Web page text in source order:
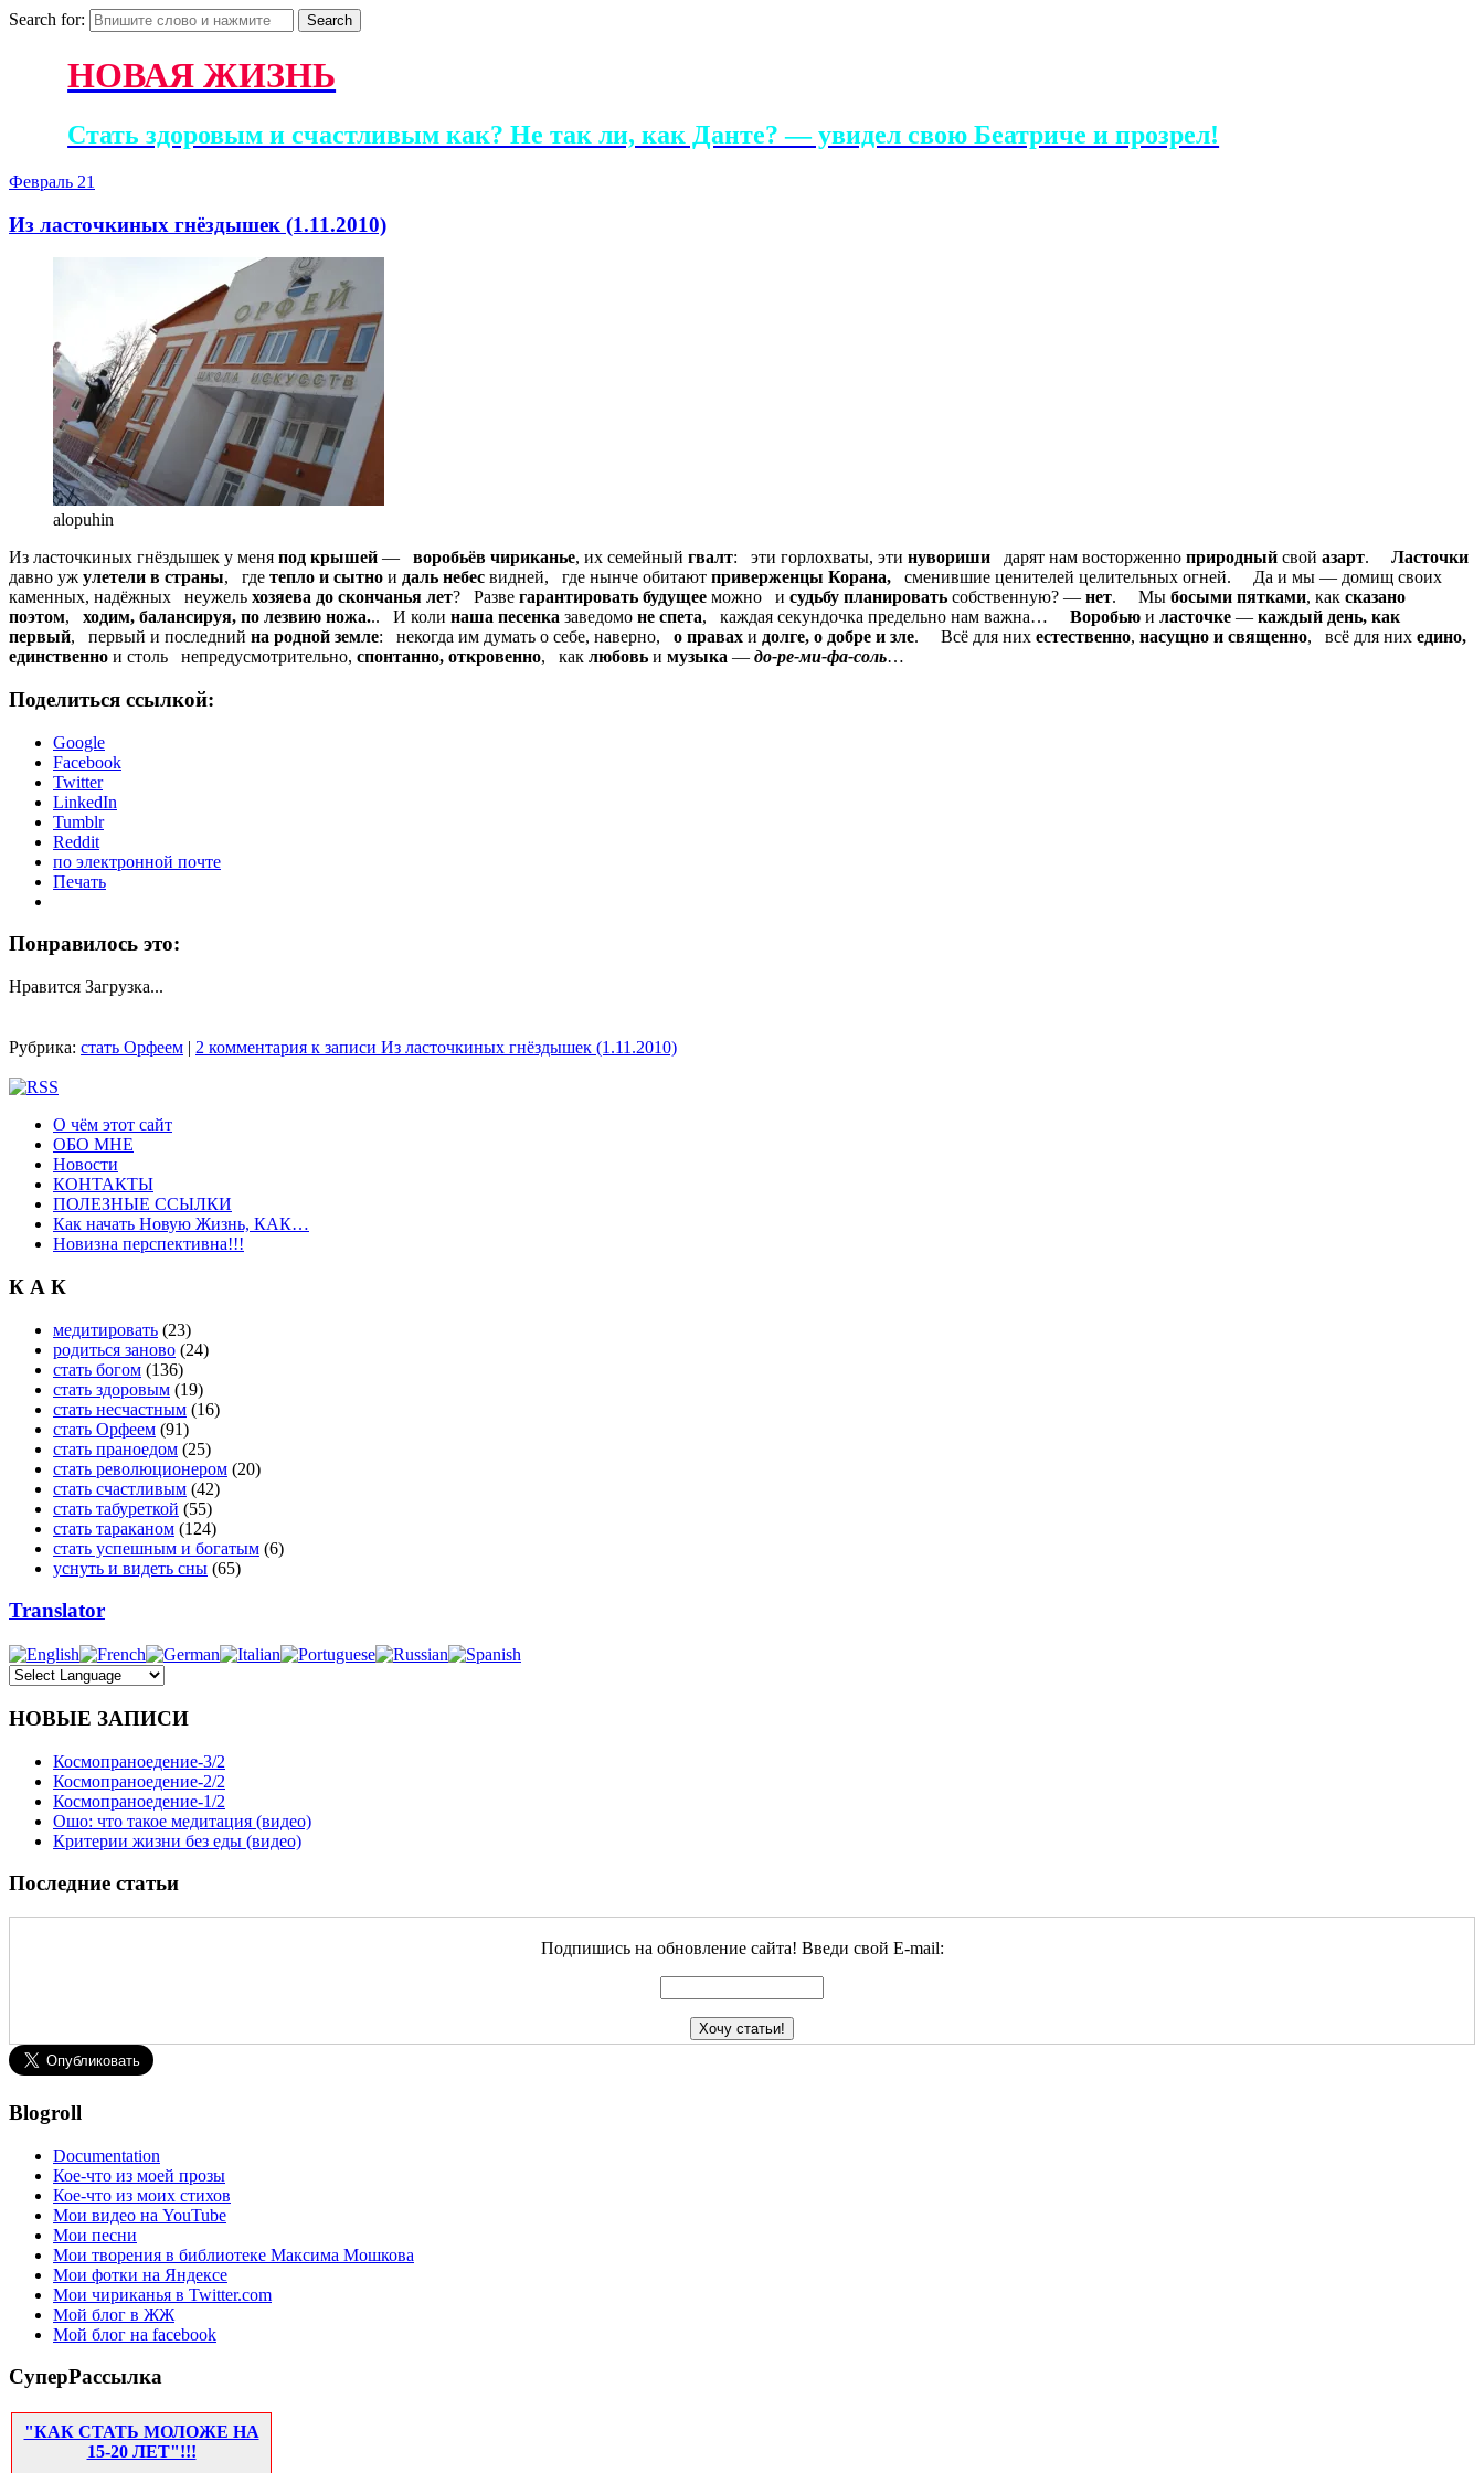
Search for:
НОВАЯ ЖИЗНЬ
Стать здоровым и счастливым как? Не так ли, как Данте? — увидел свою Беатриче и прозрел!
Февраль 21
Из ласточкиных гнёздышек (1.11.2010)
alopuhin
Из ласточкиных гнёздышек у меня под крышей — воробьёв чириканье, их семейный гвалт: эти горлохваты, эти нувориши дарят нам восторженно природный свой азарт.
Ласточки
давно уж улетели в страны, где тепло и сытно и даль небес видней, где нынче обитают приверженцы Корана, сменившие ценителей целительных огней. Да и мы — домищ своих
каменных, надёжных неужель хозяева до скончанья лет? Разве гарантировать будущее можно и судьбу планировать собственную? — нет. Мы босыми пятками, как сказано
поэтом, ходим, балансируя, по лезвию ножа... И коли наша песенка заведомо не спета, каждая секундочка предельно нам важна… Воробью и ласточке — каждый день, как
первый, первый и последний на родной земле: некогда им думать о себе, наверно, о правах и долге, о добре и зле. Всё для них естественно, насущно и священно, всё для них едино,
единственно и столь непредусмотрительно, спонтанно, откровенно, как любовь и музыка — до-ре-ми-фа-соль…
Поделиться ссылкой:
Google
Facebook
Twitter
LinkedIn
Tumblr
Reddit
по электронной почте
Печать
Понравилось это:
Нравится Загрузка...
Рубрика: стать Орфеем | 2 комментария к записи Из ласточкиных гнёздышек (1.11.2010)
О чём этот сайт
ОБО МНЕ
Новости
КОНТАКТЫ
ПОЛЕЗНЫЕ ССЫЛКИ
Как начать Новую Жизнь, КАК…
Новизна перспективна!!!
К А К
медитировать (23)
родиться заново (24)
стать богом (136)
стать здоровым (19)
стать несчастным (16)
стать Орфеем (91)
стать праноедом (25)
стать революционером (20)
стать счастливым (42)
стать табуреткой (55)
стать тараканом (124)
стать успешным и богатым (6)
уснуть и видеть сны (65)
Translator
НОВЫЕ ЗАПИСИ
Космопраноедение-3/2
Космопраноедение-2/2
Космопраноедение-1/2
Ошо: что такое медитация (видео)
Критерии жизни без еды (видео)
Последние статьи
Подпишись на обновление сайта! Введи свой E-mail:
Blogroll
Documentation
Кое-что из моей прозы
Кое-что из моих стихов
Мои видео на YouTube
Мои песни
Мои творения в библиотеке Максима Мошкова
Мои фотки на Яндексе
Мои чириканья в Twitter.com
Мой блог в ЖЖ
Мой блог на facebook
СуперРассылка
"КАК СТАТЬ МОЛОЖЕ НА
15-20 ЛЕТ"!!!